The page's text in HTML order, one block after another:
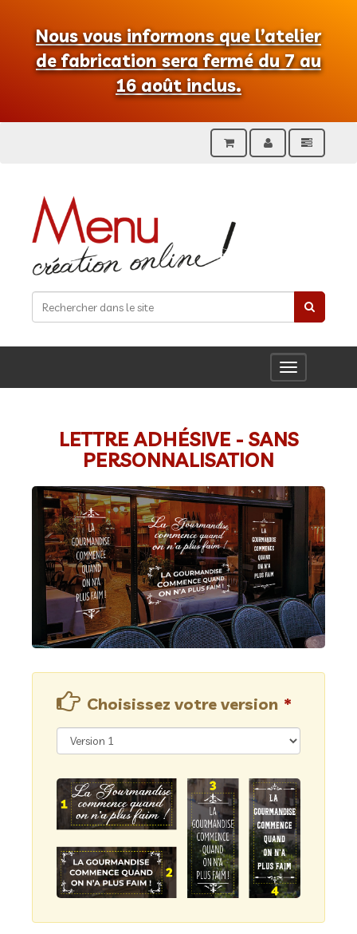
Nous vous informons que l’atelier
de fabrication sera fermé du 7 au
16 août inclus.
Toggle
navigation
LETTRE ADHÉSIVE - SANS
PERSONNALISATION
Choisissez votre version *